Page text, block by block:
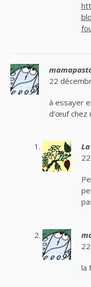
22
à essayer
d’œuf chez
la